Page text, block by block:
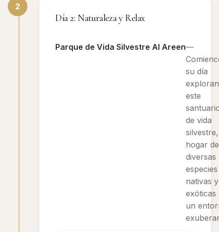
2
Día 2: Naturaleza y Relax
Parque de Vida Silvestre Al Areen—
su día
este
de vida
silvestre,
hogar de
diversas
especies
nativas y
exóticas
un